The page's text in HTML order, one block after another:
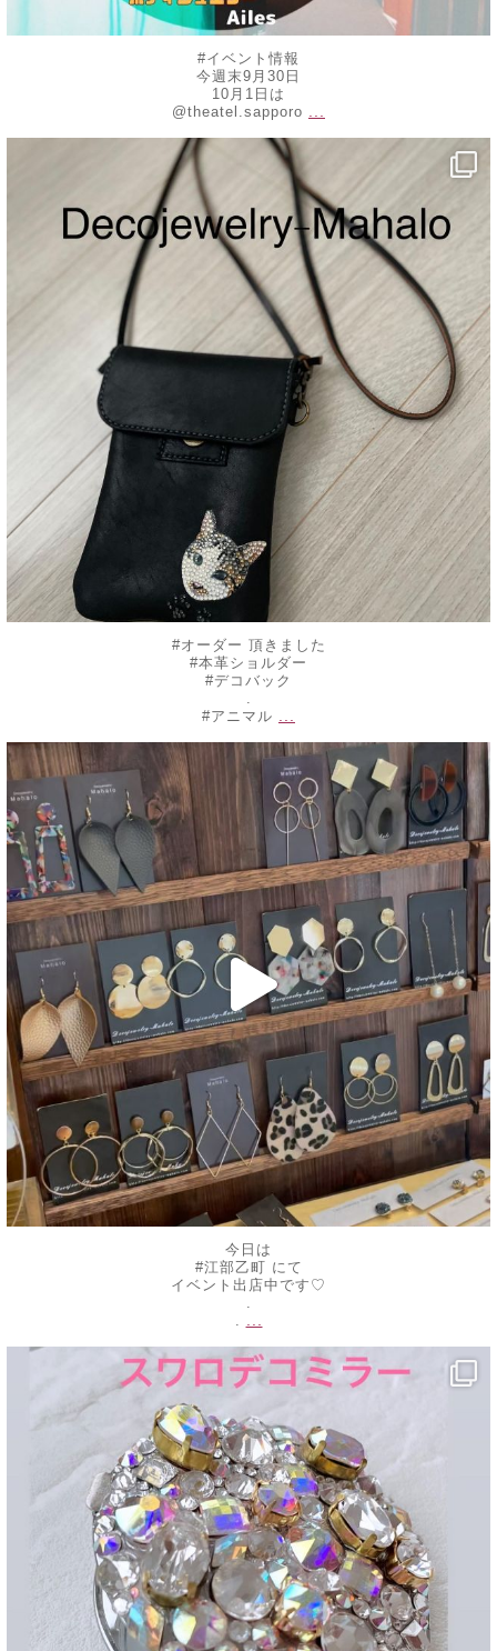
#イベント情報
今週末9月30日
10月1日は
@theatel.sapporo
decojewelrymahalo
8月 20
#オーダー 頂きました
#本革ショルダー
#デコバック
#アニマル
decojewelrymahalo
6月 10
今日は
#江部乙町 にて
イベント出店中です♡
decojewelrymahalo
5月 20